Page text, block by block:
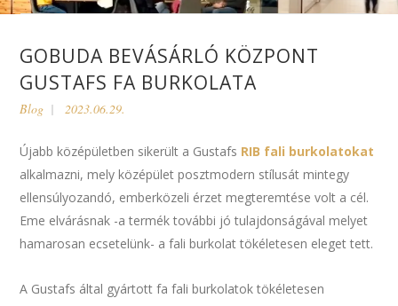
GOBUDA BEVÁSÁRLÓ KÖZPONT
GUSTAFS FA BURKOLATA
Blog 2023.06.29.
Újabb középületben sikerült a Gustafs RIB fali burkolatokat
alkalmazni, mely középület posztmodern stílusát mintegy
ellensúlyozandó, emberközeli érzet megteremtése volt a cél.
Eme elvárásnak -a termék további jó tulajdonságával melyet
hamarosan ecsetelünk- a fali burkolat tökéletesen eleget tett.
A Gustafs által gyártott fa fali burkolatok tökéletesen